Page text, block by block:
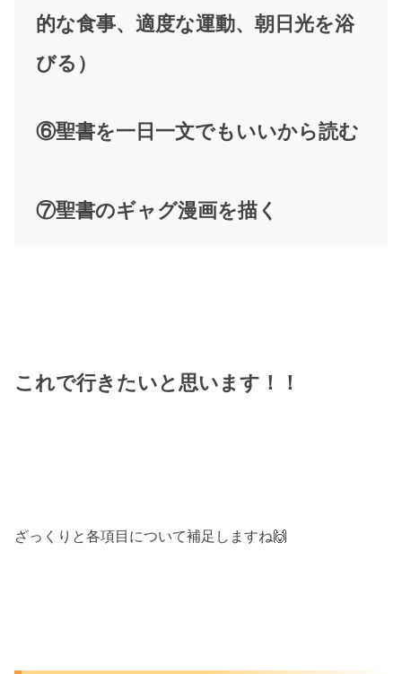
的な食事、適度な運動、朝日光を浴
びる）
⑥聖書を一日一文でもいいから読む
⑦聖書のギャグ漫画を描く
これで行きたいと思います！！
ざっくりと各項目について補足しますね🙌